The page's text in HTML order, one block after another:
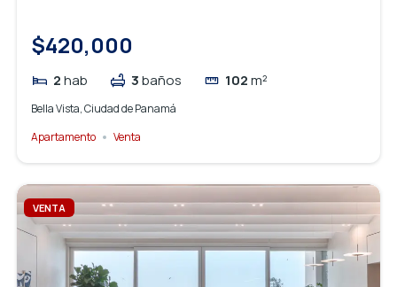
$420,000
2 hab 3 baños 102 m²
Bella Vista, Ciudad de Panamá
Apartamento
Venta
VENTA